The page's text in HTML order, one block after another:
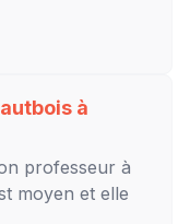
à
professeur à
moyen et elle